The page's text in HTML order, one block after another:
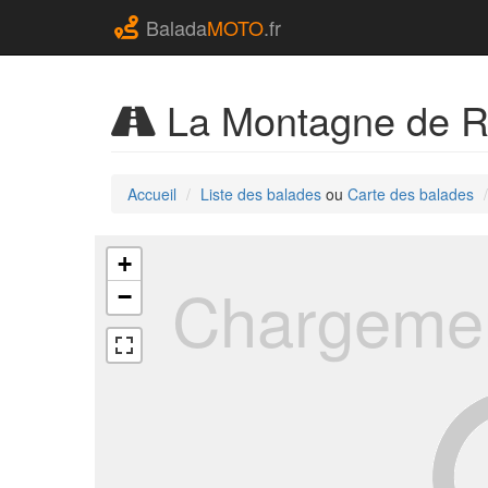
BaladaMOTO.fr
La Montagne de
Accueil Liste des balades ou Carte des balades
+
−